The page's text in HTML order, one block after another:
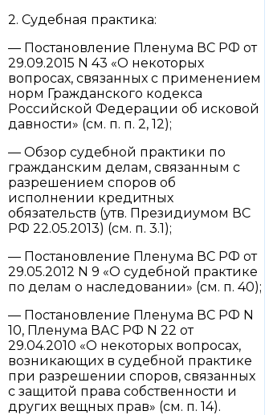
2. Судебная практика:
— Постановление Пленума ВС РФ от
29.09.2015 N 43 «О некоторых
вопросах, связанных с применением
норм Гражданского кодекса
Российской Федерации об исковой
давности» (см. п. п. 2, 12);
— Обзор судебной практики по
гражданским делам, связанным с
разрешением споров об
исполнении кредитных
обязательств (утв. Президиумом ВС
РФ 22.05.2013) (см. п. 3.1);
— Постановление Пленума ВС РФ от
29.05.2012 N 9 «О судебной практике
по делам о наследовании» (см. п. 40);
— Постановление Пленума ВС РФ N
10, Пленума ВАС РФ N 22 от
29.04.2010 «О некоторых вопросах,
возникающих в судебной практике
при разрешении споров, связанных
с защитой права собственности и
других вещных прав» (см. п. 14).